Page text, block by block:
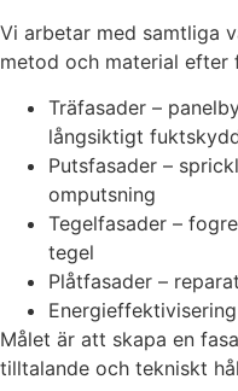
Vi arbetar med samtliga
metod och material efter
Träfasader –
långsiktigt
Putsfasader –
omputsning
Tegelfasader –
tegel
Plåtfasader –
Målet är att skapa en
tilltalande och tekniskt